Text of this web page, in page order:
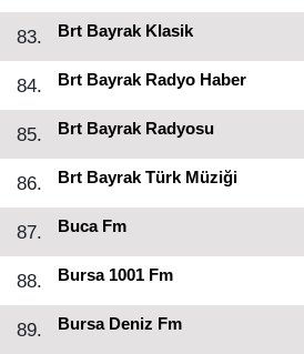
83. Brt Bayrak Klasik
84. Brt Bayrak Radyo Haber
85. Brt Bayrak Radyosu
86. Brt Bayrak Türk Müziği
87. Buca Fm
88. Bursa 1001 Fm
89. Bursa Deniz Fm